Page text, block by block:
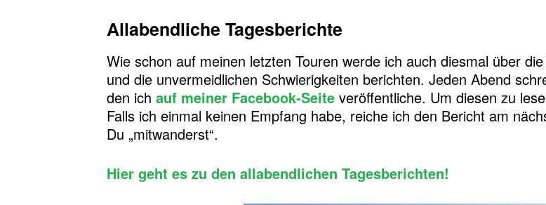
Allabendliche Tagesberichte
Wie schon auf meinen letzten Touren werde ich auch diesmal über
und die unvermeidlichen Schwierigkeiten berichten. Jeden Abend
den ich auf meiner Facebook-Seite veröffentliche. Um diesen zu
Falls ich einmal keinen Empfang habe, reiche ich den Bericht am
Du „mitwanderst“.
Hier geht es zu den allabendlichen Tagesberichten!